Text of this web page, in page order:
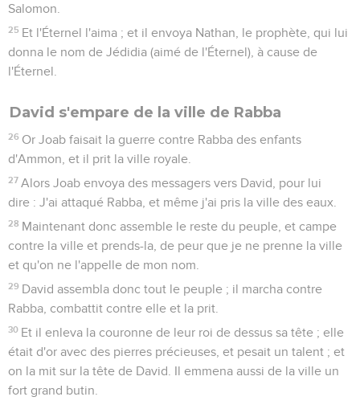
Salomon.
25 Et l'Éternel l'aima ; et il envoya Nathan, le prophète, qui lui
donna le nom de Jédidia (aimé de l'Éternel), à cause de
l'Éternel.
David s'empare de la ville de Rabba
26 Or Joab faisait la guerre contre Rabba des enfants
d'Ammon, et il prit la ville royale.
27 Alors Joab envoya des messagers vers David, pour lui
dire : J'ai attaqué Rabba, et même j'ai pris la ville des eaux.
28 Maintenant donc assemble le reste du peuple, et campe
contre la ville et prends-la, de peur que je ne prenne la ville
et qu'on ne l'appelle de mon nom.
29 David assembla donc tout le peuple ; il marcha contre
Rabba, combattit contre elle et la prit.
30 Et il enleva la couronne de leur roi de dessus sa tête ; elle
était d'or avec des pierres précieuses, et pesait un talent ; et
on la mit sur la tête de David. Il emmena aussi de la ville un
fort grand butin.